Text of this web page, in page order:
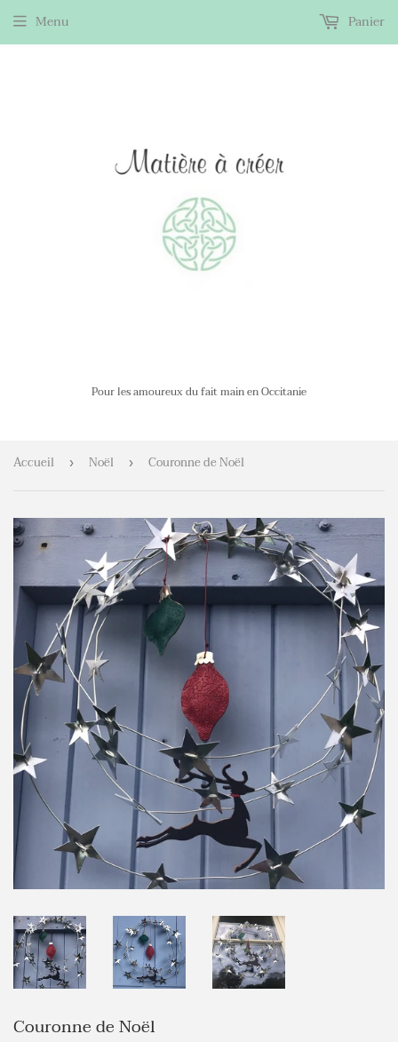
Pour les amoureux du fait main en Occitanie
Menu Panier
Accueil › Noël › Couronne de Noël
Couronne de Noël